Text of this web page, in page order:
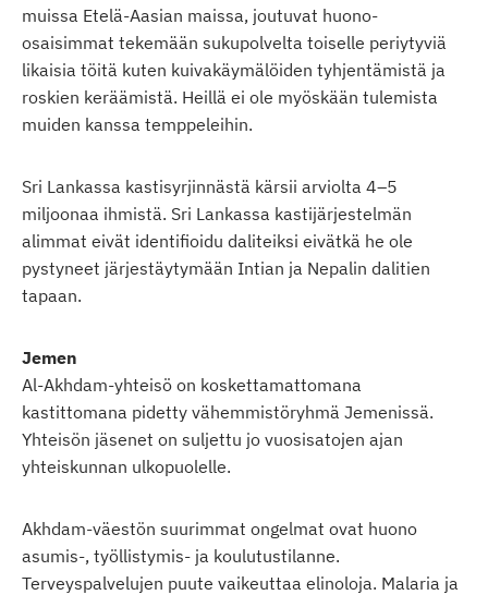
muissa Etelä-Aasian maissa, joutuvat huono-
osaisimmat tekemään sukupolvelta toiselle periytyviä
likaisia töitä kuten kuivakäymälöiden tyhjentämistä ja
roskien keräämistä. Heillä ei ole myöskään tulemista
muiden kanssa temppeleihin.
Sri Lankassa kastisyrjinnästä kärsii arviolta 4–5
miljoonaa ihmistä. Sri Lankassa kastijärjestelmän
alimmat eivät identifioidu daliteiksi eivätkä he ole
pystyneet järjestäytymään Intian ja Nepalin dalitien
tapaan.
Jemen
Al-Akhdam-yhteisö on koskettamattomana
kastittomana pidetty vähemmistöryhmä Jemenissä.
Yhteisön jäsenet on suljettu jo vuosisatojen ajan
yhteiskunnan ulkopuolelle.
Akhdam-väestön suurimmat ongelmat ovat huono
asumis-, työllistymis- ja koulutustilanne.
Terveyspalvelujen puute vaikeuttaa elinoloja. Malaria ja